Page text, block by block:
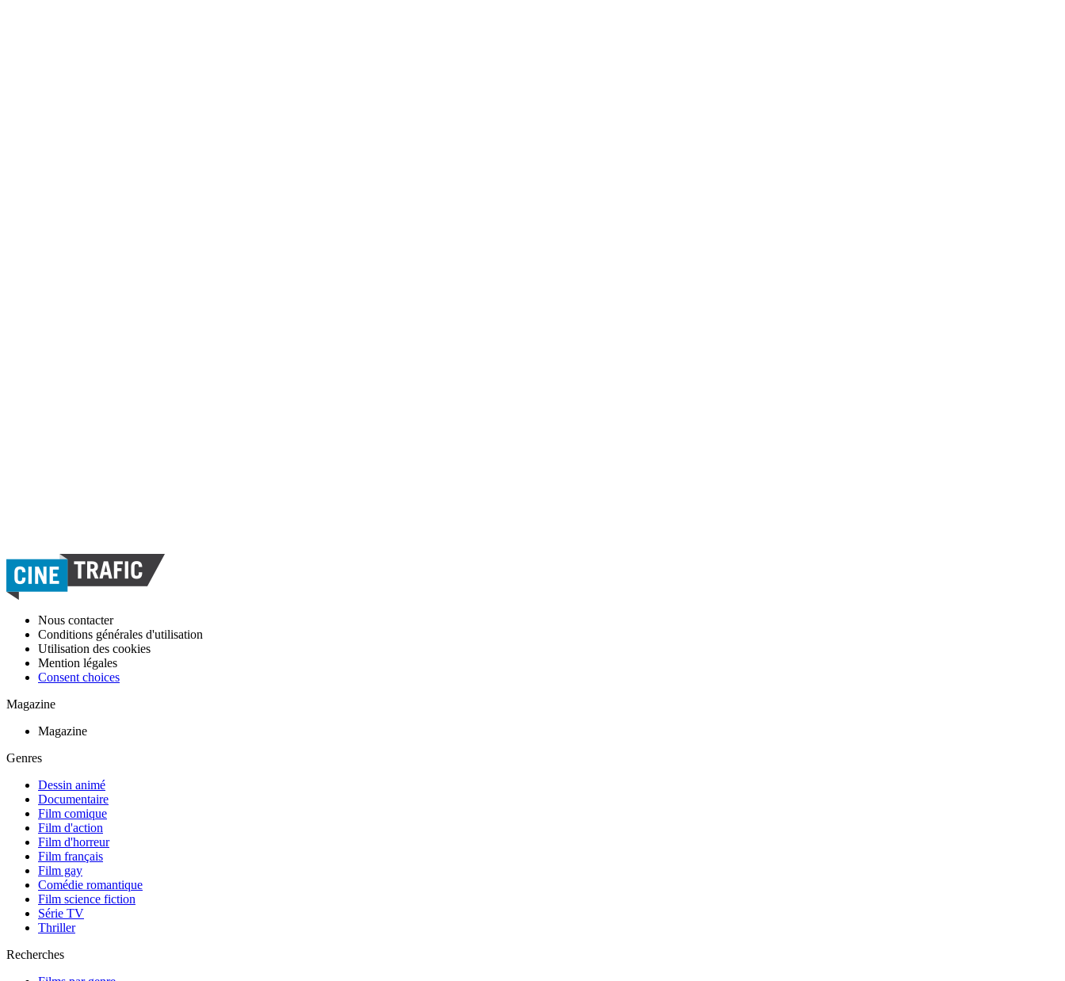
Nous contacter
Conditions générales d'utilisation
Utilisation des cookies
Mention légales
Consent choices
Magazine
Magazine
Genres
Dessin animé
Documentaire
Film comique
Film d'action
Film d'horreur
Film français
Film gay
Comédie romantique
Film science fiction
Série TV
Thriller
Recherches